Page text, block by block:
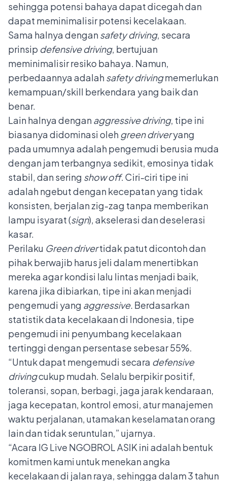
sehingga potensi bahaya dapat dicegah dan
dapat meminimalisir potensi kecelakaan.
Sama halnya dengansafety driving, secara
prinsip defensive driving, bertujuan
meminimalisir resiko bahaya. Namun,
perbedaannya adalahsafety drivingmemerlukan
kemampuan/skill berkendara yang baik dan
benar.
Lain halnya denganaggressive driving, tipe ini
biasanya didominasi oleh green driveryang
pada umumnya adalah pengemudi berusia muda
dengan jam terbangnya sedikit, emosinya tidak
stabil, dan sering show off. Ciri-ciri tipe ini
adalah ngebut dengan kecepatan yang tidak
konsisten, berjalan zig-zag tanpa memberikan
lampu isyarat (sign), akselerasi dan deselerasi
kasar.
Perilaku Green drivertidak patut dicontoh dan
pihak berwajib harus jeli dalam menertibkan
mereka agar kondisi lalu lintas menjadi baik,
karena jika dibiarkan, tipe ini akan menjadi
pengemudi yang aggressive. Berdasarkan
statistik data kecelakaan di Indonesia, tipe
pengemudi ini penyumbang kecelakaan
tertinggi dengan persentase sebesar 55%.
“Untuk dapat mengemudi secara defensive
drivingcukup mudah. Selalu berpikir positif,
toleransi, sopan, berbagi, jaga jarak kendaraan,
jaga kecepatan, kontrol emosi, atur manajemen
waktu perjalanan, utamakan keselamatan orang
lain dan tidak seruntulan,” ujarnya.
“Acara IG Live NGOBROL ASIK ini adalah bentuk
komitmen kami untuk menekan angka
kecelakaan di jalan raya, sehingga dalam 3 tahun